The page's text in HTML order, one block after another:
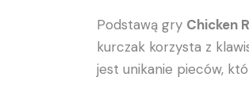
Podstawą gry Chicken
kurczak korzysta z
jest unikanie pieców,